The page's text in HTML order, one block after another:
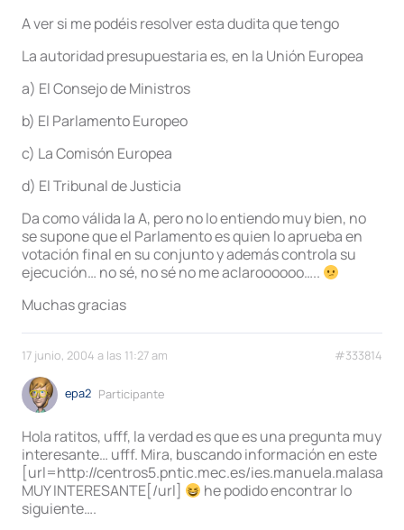
A ver si me podéis resolver esta dudita que tengo
La autoridad presupuestaria es, en la Unión Europea
a) El Consejo de Ministros
b) El Parlamento Europeo
c) La Comisón Europea
d) El Tribunal de Justicia
Da como válida la A, pero no lo entiendo muy bien, no
se supone que el Parlamento es quien lo aprueba en
votación final en su conjunto y además controla su
ejecución… no sé, no sé no me aclaroooooo…..
Muchas gracias
17 junio, 2004 a las 11:27 am #333814
epa2 Participante
Hola ratitos, ufff, la verdad es que es una pregunta muy
interesante… ufff. Mira, buscando información en este
[url=http://centros5.pntic.mec.es/
MUY INTERESANTE[/url]
he podido encontrar lo
siguiente….